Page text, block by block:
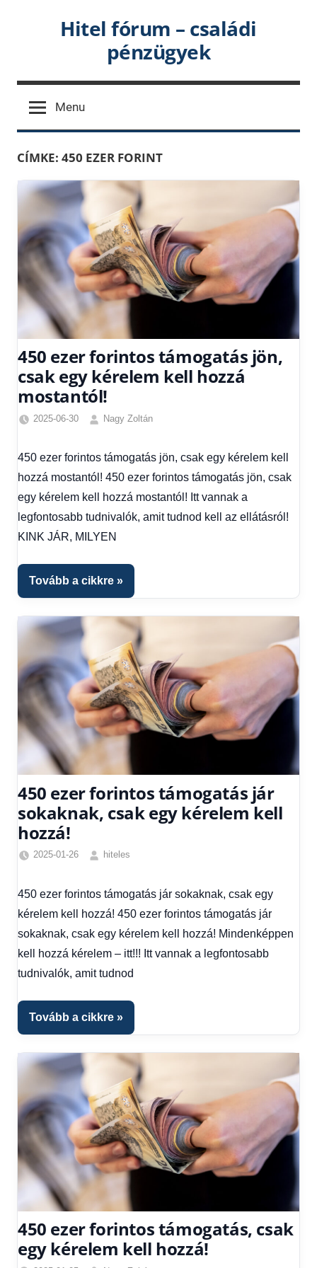
Hitel fórum – családi
pénzügyek
Menu
CÍMKE: 450 EZER FORINT
450 ezer forintos támogatás jön,
csak egy kérelem kell hozzá
mostantól!
2025-06-30
Nagy Zoltán
hírek
Gazdaság ,
Hírek ,
Hírek
450 ezer forintos támogatás jön, csak egy kérelem kell
hozzá mostantól! 450 ezer forintos támogatás jön, csak
egy kérelem kell hozzá mostantól! Itt vannak a
legfontosabb tudnivalók, amit tudnod kell az ellátásról!
KINK JÁR, MILYEN
Tovább a cikkre
450 ezer forintos támogatás jár
sokaknak, csak egy kérelem kell
hozzá!
2025-01-26
hiteles
Hírek,
Hírek
1
kézből
450 ezer forintos támogatás jár sokaknak, csak egy
kérelem kell hozzá! 450 ezer forintos támogatás jár
sokaknak, csak egy kérelem kell hozzá! Mindenképpen
kell hozzá kérelem – itt!!! Itt vannak a legfontosabb
tudnivalók, amit tudnod
Tovább a cikkre
450 ezer forintos támogatás, csak
egy kérelem kell hozzá!